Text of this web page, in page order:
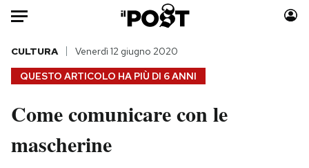
Auto
HOME
Italia
Politica
Moda
QUESTO ARTICOLO HA PIÙ DI 6 ANNI
CULTURA Venerdì 12 giugno 2020
Come comunicare con le
mascherine